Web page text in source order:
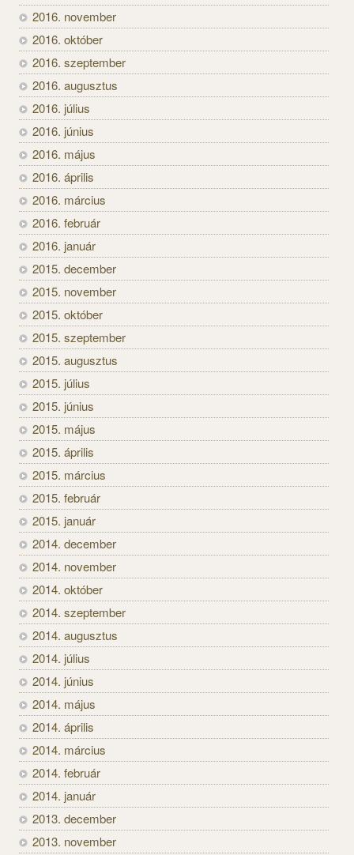
2016. november
2016. október
2016. szeptember
2016. augusztus
2016. július
2016. június
2016. május
2016. április
2016. március
2016. február
2016. január
2015. december
2015. november
2015. október
2015. szeptember
2015. augusztus
2015. július
2015. június
2015. május
2015. április
2015. március
2015. február
2015. január
2014. december
2014. november
2014. október
2014. szeptember
2014. augusztus
2014. július
2014. június
2014. május
2014. április
2014. március
2014. február
2014. január
2013. december
2013. november